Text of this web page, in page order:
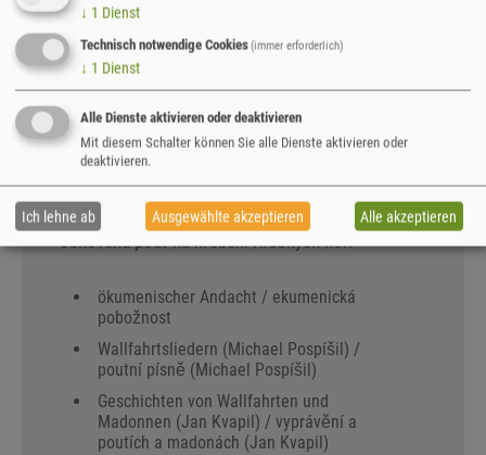
Ein deutsch-tschechischer Begegnungs-
Nachmittag
Wo?Vorderzinnwald (an der Stelle der früheren
Kapelle) / Přední Cinvald (na místě zaniklé kaple)
> Anfahrt und genauer Ort
Eine Reise in die Regionalgeschichte:Die alte und
neue Wallfahrt auf dem Erzgebirgskamm mit: /
obnovená pouť na hřebeni Krušných hor:
ökumenischer Andacht / ekumenická
pobožnost
Wallfahrtsliedern (Michael Pospíšil) /
poutní písně (Michael Pospíšil)
Geschichten von Wallfahrten und
Madonnen (Jan Kvapil) / vyprávění a
poutích a madonách (Jan Kvapil)
↓ 1 Dienst
Technisch notwendige Cookies(immer erforderlich)
↓ 1 Dienst
Alle Dienste aktivieren oder deaktivieren
Mit diesem Schalter können Sie alle Dienste aktivieren oder
deaktivieren.
Ich lehne ab Ausgewählte akzeptieren Alle akzeptieren